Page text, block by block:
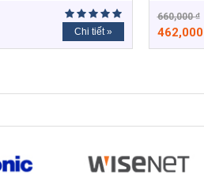
Chi tiết »
660,000₫
462,000